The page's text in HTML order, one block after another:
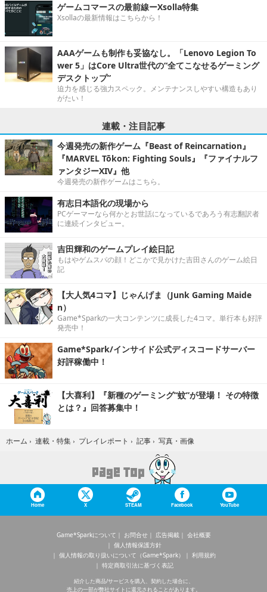
ゲームコマースの最前線ーXsolla特集
Xsollaの最新情報はこちらから！
AAAゲームも制作も妥協なし。「Lenovo Legion To
wer 5」はCore Ultra世代の“全てこなせるゲーミング
デスクトップ”
迫力を感じる強力スペック。メンテナンスしやすい構造もあり
がたい！
連載・注目記事
今週発売の新作ゲーム『Beast of Reincarnation』
『MARVEL Tōkon: Fighting Souls』『ファイナルフ
ァンタジーXIV』他
今週発売の新作ゲームはこちら。
有志日本語化の現場から
PCゲーマーなら何かとお世話になっているであろう有志翻訳者
に連続インタビュー。
吉田輝和のゲームプレイ絵日記
もはやゲムスパの顔！どこかで見かけた吉田さんのゲーム絵日
記
【大人気4コマ】じゃんげま（Junk Gaming Maide
n）
Game*Sparkの一大コンテンツに成長した4コマ。単行本も好評
発売中！
Game*Spark/インサイド公式ディスコードサーバー
好評稼働中！
【大喜利】『新種のゲーミング“蚊”が登場！ その特徴
とは？』回答募集中！
ホーム › 連載・特集 › プレイレポート › 記事 › 写真・画像
Home X STEAM Facebook YouTube
Game*Sparkについて お問合せ 広告掲載
会社概要
個人情報保護方針
個人情報の取り扱いについて（Game*Spark）
利用規約
特定商取引法に基づく表記
紹介した商品/サービスを購入、契約した場合に、
売上の一部が弊社サイトに還元されることがあります。